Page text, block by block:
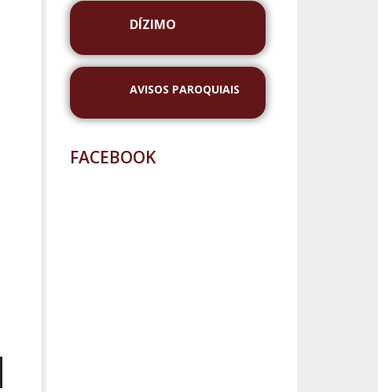
DÍZIMO
AVISOS PAROQUIAIS
FACEBOOK